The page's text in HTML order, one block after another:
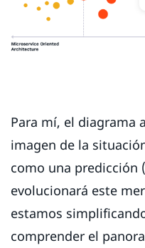
Para mí, el diagrama
imagen de la
como una predicción
evolucionará este
estamos
comprender el